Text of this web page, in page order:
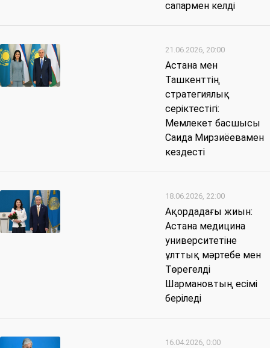
сапармен келді
21.06.2026, 20:00
Астана мен
Ташкенттің
стратегиялық
серіктестігі:
Мемлекет басшысы
Саида Мирзиёевамен
кездесті
18.06.2026, 22:00
Ақордадағы жиын:
Астана медицина
университетіне
ұлттық мәртебе мен
Төрегелді
Шармановтың есімі
беріледі
16.04.2026, 0:00